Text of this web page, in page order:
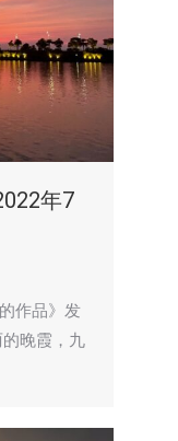
年7
作品》发
晚霞，九